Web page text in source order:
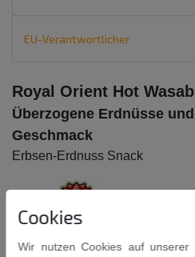
EU-Verantwortlicher
Royal Orient Hot
Überzogene Erdnüsse
Geschmack
Erbsen-Erdnuss Snack
Cookies
Wir nutzen Cookies auf unserer